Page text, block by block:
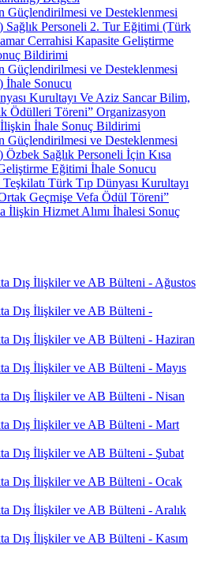
Güçlendirilmesi ve Desteklenmesi
Sağlık Personeli 2. Tur Eğitimi (Türk
Cerrahisi Kapasite Geliştirme
Bildirimi
Güçlendirilmesi ve Desteklenmesi
İhale Sonucu
Kurultayı Ve Aziz Sancar Bilim,
Ödülleri Töreni” Organizasyon
İlişkin İhale Sonuç Bildirimi
Güçlendirilmesi ve Desteklenmesi
Sağlık Personeli İçin Kısa
Eğitimi İhale Sonucu
Türk Tıp Dünyası Kurultayı
Geçmişe Vefa Ödül Töreni”
İlişkin Hizmet Alımı İhalesi Sonuç
Dış İlişkiler ve AB Bülteni - Ağustos
Dış İlişkiler ve AB Bülteni -
Dış İlişkiler ve AB Bülteni - Haziran
Dış İlişkiler ve AB Bülteni - Mayıs
Dış İlişkiler ve AB Bülteni - Nisan
Dış İlişkiler ve AB Bülteni - Mart
Dış İlişkiler ve AB Bülteni - Şubat
Dış İlişkiler ve AB Bülteni - Ocak
Dış İlişkiler ve AB Bülteni - Aralık
Dış İlişkiler ve AB Bülteni - Kasım